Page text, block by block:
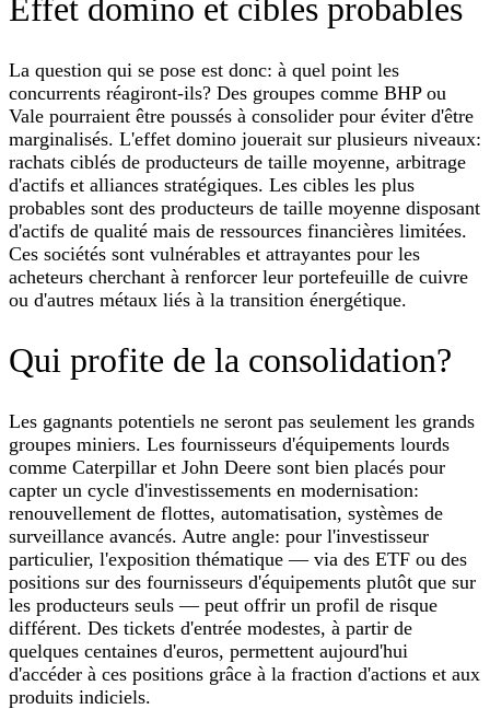
Effet domino et cibles probables
La question qui se pose est donc: à quel point les
concurrents réagiront-ils? Des groupes comme BHP ou
Vale pourraient être poussés à consolider pour éviter d'être
marginalisés. L'effet domino jouerait sur plusieurs niveaux:
rachats ciblés de producteurs de taille moyenne, arbitrage
d'actifs et alliances stratégiques. Les cibles les plus
probables sont des producteurs de taille moyenne disposant
d'actifs de qualité mais de ressources financières limitées.
Ces sociétés sont vulnérables et attrayantes pour les
acheteurs cherchant à renforcer leur portefeuille de cuivre
ou d'autres métaux liés à la transition énergétique.
Qui profite de la consolidation?
Les gagnants potentiels ne seront pas seulement les grands
groupes miniers. Les fournisseurs d'équipements lourds
comme Caterpillar et John Deere sont bien placés pour
capter un cycle d'investissements en modernisation:
renouvellement de flottes, automatisation, systèmes de
surveillance avancés. Autre angle: pour l'investisseur
particulier, l'exposition thématique — via des ETF ou des
positions sur des fournisseurs d'équipements plutôt que sur
les producteurs seuls — peut offrir un profil de risque
différent. Des tickets d'entrée modestes, à partir de
quelques centaines d'euros, permettent aujourd'hui
d'accéder à ces positions grâce à la fraction d'actions et aux
produits indiciels.